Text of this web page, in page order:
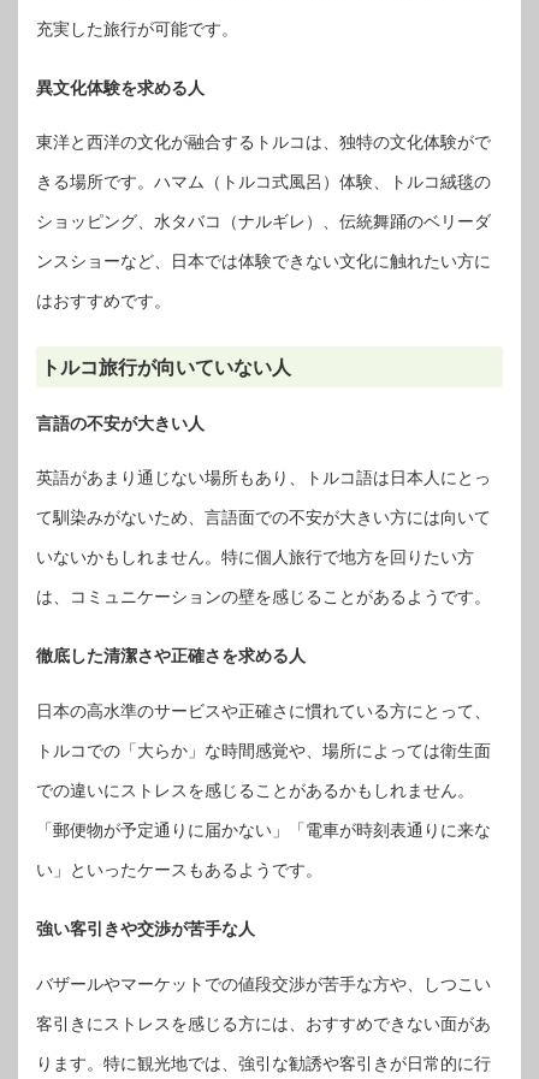
充実した旅行が可能です。
異文化体験を求める人
東洋と西洋の文化が融合するトルコは、独特の文化体験がで
きる場所です。ハマム（トルコ式風呂）体験、トルコ絨毯の
ショッピング、水タバコ（ナルギレ）、伝統舞踊のベリーダ
ンスショーなど、日本では体験できない文化に触れたい方に
はおすすめです。
トルコ旅行が向いていない人
言語の不安が大きい人
英語があまり通じない場所もあり、トルコ語は日本人にとっ
て馴染みがないため、言語面での不安が大きい方には向いて
いないかもしれません。特に個人旅行で地方を回りたい方
は、コミュニケーションの壁を感じることがあるようです。
徹底した清潔さや正確さを求める人
日本の高水準のサービスや正確さに慣れている方にとって、
トルコでの「大らか」な時間感覚や、場所によっては衛生面
での違いにストレスを感じることがあるかもしれません。
「郵便物が予定通りに届かない」「電車が時刻表通りに来な
い」といったケースもあるようです。
強い客引きや交渉が苦手な人
バザールやマーケットでの値段交渉が苦手な方や、しつこい
客引きにストレスを感じる方には、おすすめできない面があ
ります。特に観光地では、強引な勧誘や客引きが日常的に行